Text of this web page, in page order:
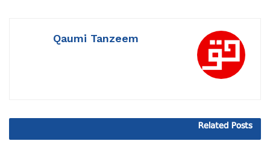
Qaumi Tanzeem
Related Posts